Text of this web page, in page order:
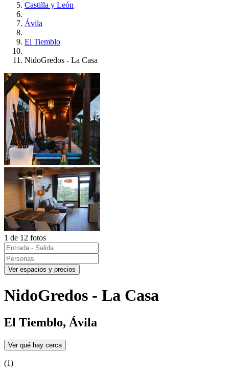
Castilla y León
Ávila
El Tiemblo
NidoGredos - La Casa
1 de 12 fotos
Ver espacios y precios
NidoGredos - La Casa
El Tiemblo, Ávila
Ver qué hay cerca
(1)